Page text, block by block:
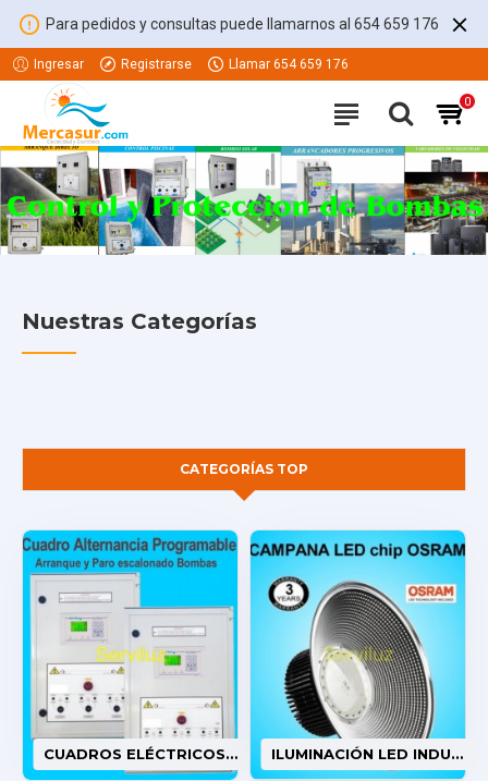
Para pedidos y consultas puede llamarnos al 654 659 176
Ingresar Registrarse Llamar 654 659 176
0
Nuestras Categorías
CATEGORÍAS TOP
CUADROS ELÉCTRICOS PARA BOMBAS Y MOTORES ILUMINACIÓN LED INDUSTRIAL